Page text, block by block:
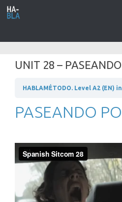
Saltar al contenido
UNIT 28 –
HABLAMÉTODO. Level A2 (EN)
PASEANDO